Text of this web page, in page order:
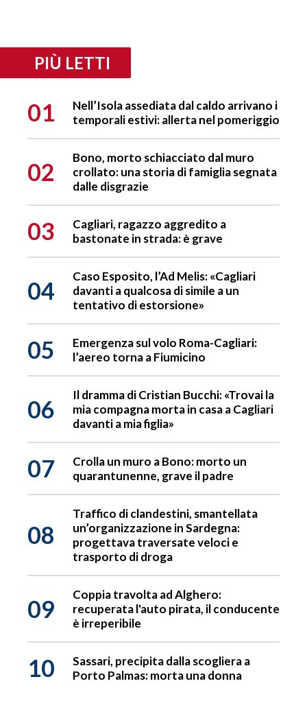
PIÙ LETTI
01
Nell’Isola assediata dal caldo arrivano i
temporali estivi: allerta nel pomeriggio
02
Bono, morto schiacciato dal muro
crollato: una storia di famiglia segnata
dalle disgrazie
03
Cagliari, ragazzo aggredito a
bastonate in strada: è grave
04
Caso Esposito, l’Ad Melis: «Cagliari
davanti a qualcosa di simile a un
tentativo di estorsione»
05
Emergenza sul volo Roma-Cagliari:
l’aereo torna a Fiumicino
06
Il dramma di Cristian Bucchi: «Trovai la
mia compagna morta in casa a Cagliari
davanti a mia figlia»
07
Crolla un muro a Bono: morto un
quarantunenne, grave il padre
08
Traffico di clandestini, smantellata
un’organizzazione in Sardegna:
progettava traversate veloci e
trasporto di droga
09
Coppia travolta ad Alghero:
recuperata l'auto pirata, il conducente
è irreperibile
10
Sassari, precipita dalla scogliera a
Porto Palmas: morta una donna